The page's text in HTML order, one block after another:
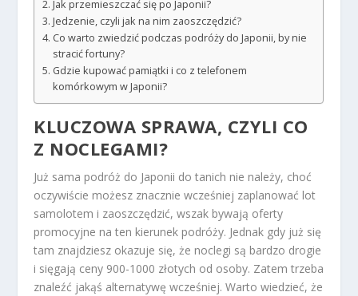
Jak przemieszczać się po Japonii?
Jedzenie, czyli jak na nim zaoszczędzić?
Co warto zwiedzić podczas podróży do Japonii, by nie
stracić fortuny?
Gdzie kupować pamiątki i co z telefonem
komórkowym w Japonii?
KLUCZOWA SPRAWA, CZYLI CO
Z NOCLEGAMI?
Już sama podróż do Japonii do tanich nie należy, choć
oczywiście możesz znacznie wcześniej zaplanować lot
samolotem i zaoszczędzić, wszak bywają oferty
promocyjne na ten kierunek podróży. Jednak gdy już się
tam znajdziesz okazuje się, że noclegi są bardzo drogie
i sięgają ceny 900-1000 złotych od osoby. Zatem trzeba
znaleźć jakąś alternatywę wcześniej. Warto wiedzieć, że